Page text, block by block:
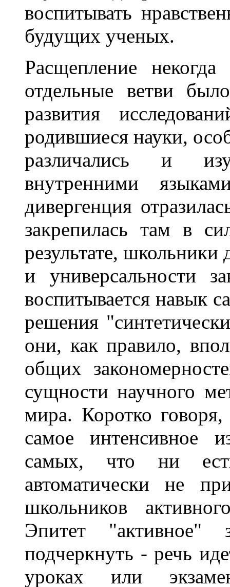
воспитывать
будущих ученых.
Расщепление некогда
отдельные ветви
развития
родившиеся науки,
различались и
внутренними
дивергенция
закрепилась там в
результате, школьники
и универсальности
воспитывается навык
решения
они, как правило,
общих
сущности научного
мира. Коротко
самое интенсивное
самых, что ни
автоматически не
школьников
Эпитет "активное"
подчеркнуть - речь
уроках или